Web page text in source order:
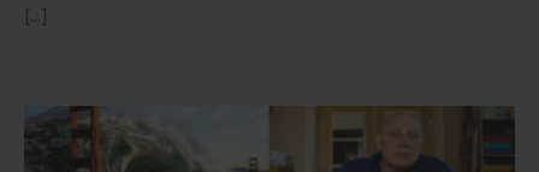
[...]